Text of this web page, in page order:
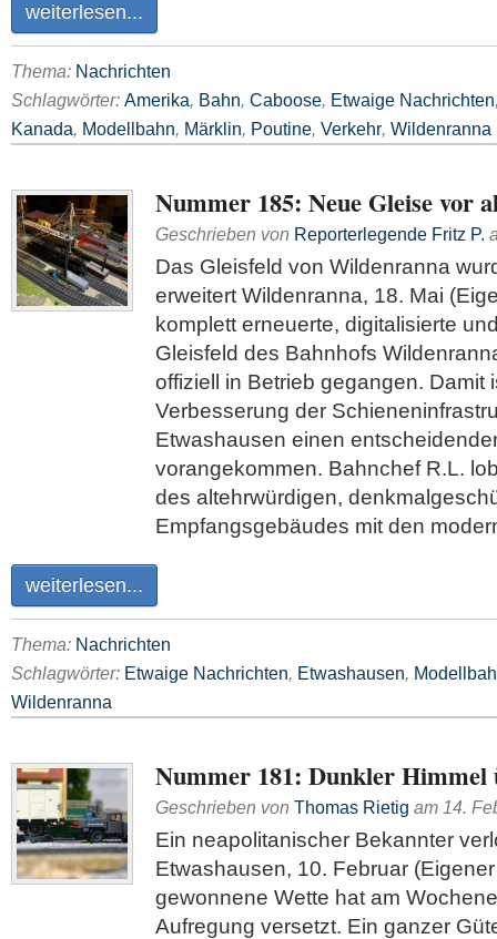
weiterlesen...
Thema: Nachrichten
Schlagwörter: Amerika, Bahn, Caboose, Etwaige Nachrichten
Kanada, Modellbahn, Märklin, Poutine, Verkehr, Wildenranna
Nummer 185: Neue Gleise vor
Geschrieben von Reporterlegende Fritz P.
Das Gleisfeld von Wildenranna
erweitert Wildenranna, 18. Mai
komplett erneuerte, digitalisierte
Gleisfeld des Bahnhofs
offiziell in Betrieb gegangen. Damit
Verbesserung der
Etwashausen einen
vorangekommen. Bahnchef R.L.
des altehrwürdigen,
Empfangsgebäudes mit den
weiterlesen...
Thema: Nachrichten
Schlagwörter: Etwaige Nachrichten, Etwashausen,
Wildenranna
Nummer 181: Dunkler
Geschrieben von Thomas Rietig am 14.
Ein neapolitanischer Bekannter
Etwashausen, 10. Februar
gewonnene Wette hat am
Aufregung versetzt. Ein ganzer